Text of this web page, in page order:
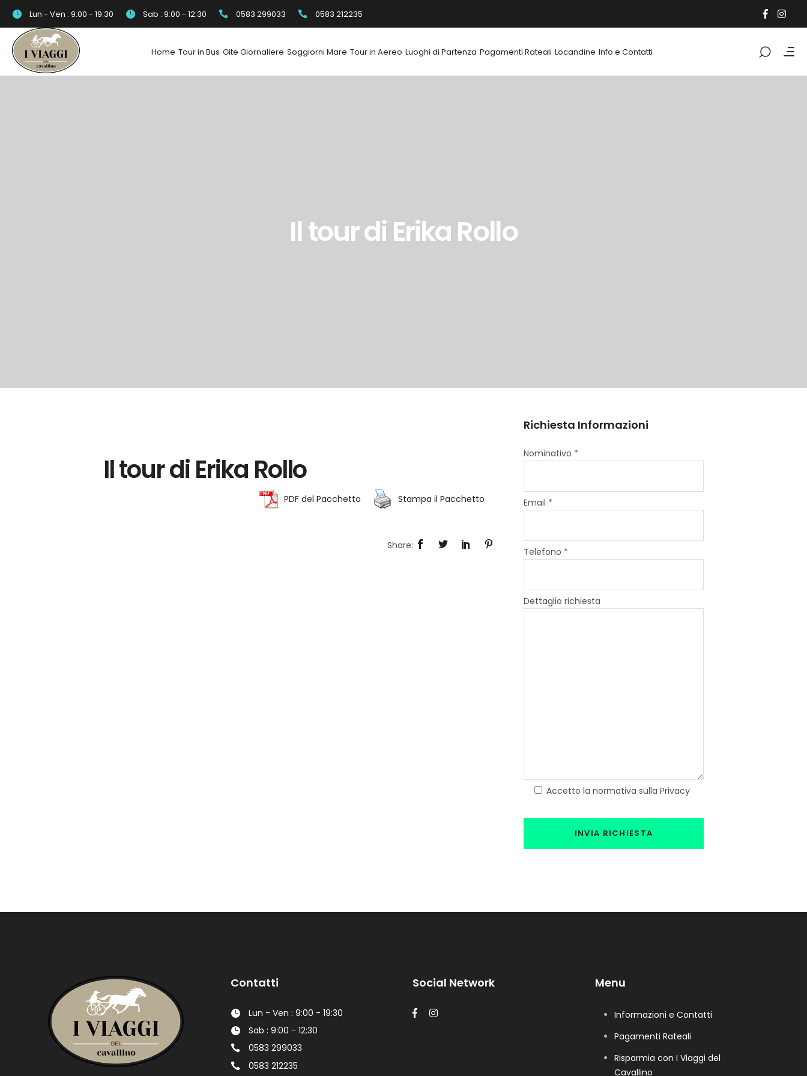
Lun - Ven : 9:00 - 19:30 Sab : 9:00 - 12:30 0583 299033 0583 212235
Home Tour in Bus Gite Giornaliere Soggiorni Mare Tour in Aereo Luoghi di Partenza Pagamenti Rateali Locandine Info e Contatti
Il tour di Erika Rollo
Il tour di Erika Rollo
PDF del Pacchetto Stampa il Pacchetto
Richiesta Informazioni
Nominativo *
Email *
Telefono *
Dettaglio richiesta
Accetto la normativa sulla Privacy
Contatti
Lun - Ven : 9:00 - 19:30
Sab : 9:00 - 12:30
0583 299033
0583 212235
Social Network Menu
Informazioni e Contatti
Pagamenti Rateali
Risparmia con I Viaggi del
Cavallino